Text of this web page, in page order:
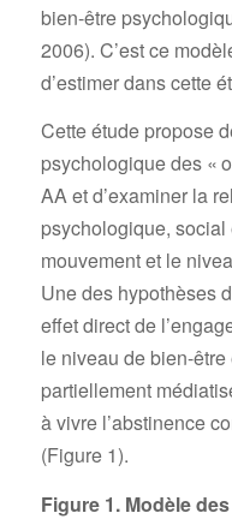
bien-être
2006). C’est ce
d’estimer dans cette
Cette étude propose
psychologique des «
AA et d’examiner la
psychologique,
mouvement et le
Une des hypothèses
effet direct de
le niveau de bien-
partiellement
à vivre l’abstinence
(Figure 1).
Figure 1. Modèle